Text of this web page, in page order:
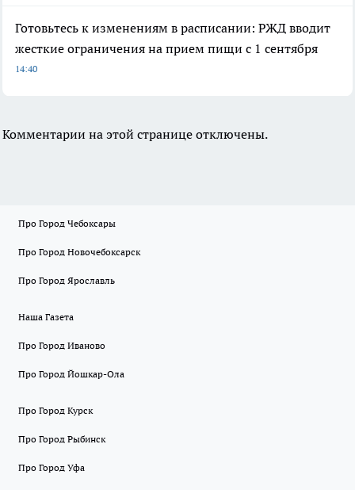
Готовьтесь к изменениям в расписании: РЖД вводит
жесткие ограничения на прием пищи с 1 сентября
14:40
Комментарии на этой странице отключены.
Про Город Чебоксары
Про Город Новочебоксарск
Про Город Ярославль
Наша Газета
Про Город Иваново
Про Город Йошкар-Ола
Про Город Курск
Про Город Рыбинск
Про Город Уфа